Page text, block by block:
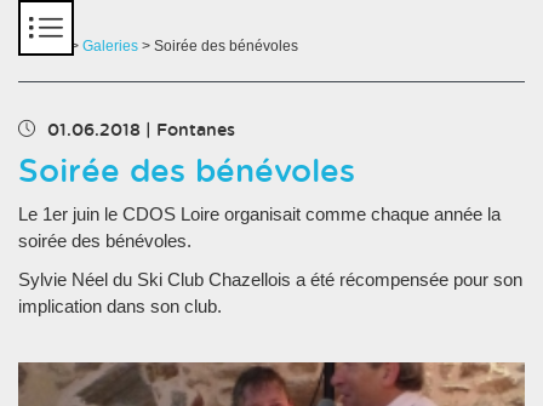
> Galeries > Soirée des bénévoles
01.06.2018 Fontanes
Soirée des bénévoles
Le 1er juin le CDOS Loire organisait comme chaque année la
soirée des bénévoles.
Sylvie Néel du Ski Club Chazellois a été récompensée pour son
implication dans son club.
Chargement des images en cours...